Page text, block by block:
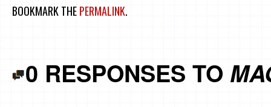
BOOKMARK THEPERMALINK.
0 RESPONSES TO